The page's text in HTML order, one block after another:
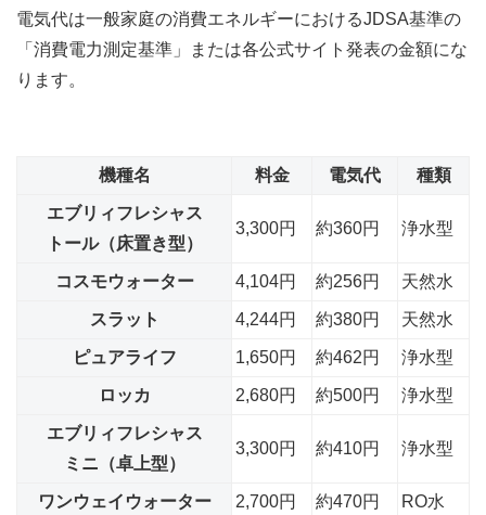
電気代は一般家庭の消費エネルギーにおけるJDSA基準の
「消費電力測定基準」または各公式サイト発表の金額にな
ります。
機種名 料金 電気代 種類
エブリィフレシャス
トール（床置き型）
3,300円 約360円 浄水型
コスモウォーター 4,104円 約256円 天然水
スラット 4,244円 約380円 天然水
ピュアライフ 1,650円 約462円 浄水型
ロッカ 2,680円 約500円 浄水型
エブリィフレシャス
ミニ（卓上型）
3,300円 約410円 浄水型
ワンウェイウォーター 2,700円 約470円 RO水